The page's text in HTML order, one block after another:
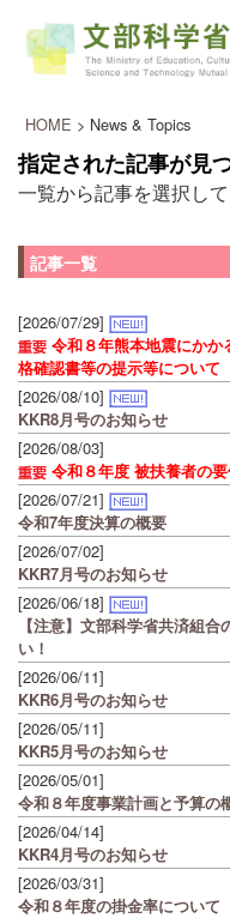
HOME > News & Topics
指定された記事が見
一覧から記事を選択して
記事一覧
[2026/07/29]
令和８年熊本地震にか
格確認書等の提示等について
[2026/08/10]
KKR8月号のお知らせ
[2026/08/03]
令和８年度 被扶養者の
[2026/07/21]
令和7年度決算の概要
[2026/07/02]
KKR7月号のお知らせ
[2026/06/18]
【注意】文部科学省共済組
い！
[2026/06/11]
KKR6月号のお知らせ
[2026/05/11]
KKR5月号のお知らせ
[2026/05/01]
令和８年度事業計画と予算の
[2026/04/14]
KKR4月号のお知らせ
[2026/03/31]
令和８年度の掛金率について